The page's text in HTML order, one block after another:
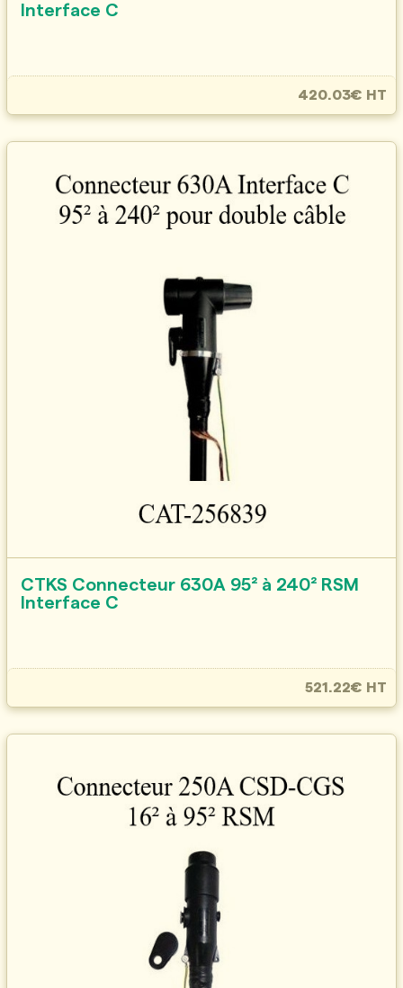
Interface C
420.03€ HT
CTKS Connecteur 630A 95² à 240² RSM
Interface C
521.22€ HT